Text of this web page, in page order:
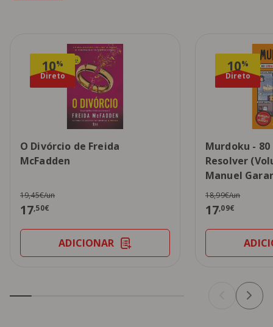
10%
Direto
O Divórcio de Freida
McFadden
19,45€/un
17 ,50€
ADICIONAR
10%
Direto
Murdoku -
Resolver
Manuel
18,99€/un
17 ,09€